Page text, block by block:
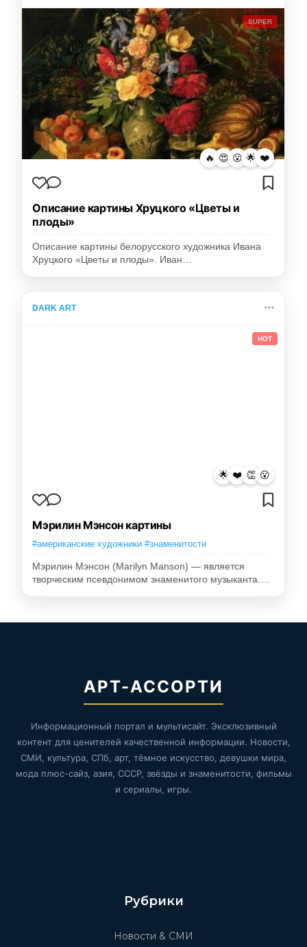
SUPER
🔥 😍 😮 🌟 ❤️
Описание картины Хруцкого «Цветы и
плоды»
Описание картины белорусского художника Ивана
Хруцкого «Цветы и плоды». Иван…
DARK ART
HOT
🌟 ❤️ 👏 😮
Мэрилин Мэнсон картины
#американские художники #знаменитости
Мэрилин Мэнсон (Marilyn Manson) — является
творческим псевдонимом знаменитого музыканта.…
АРТ-АССОРТИ
Информационный портал и мультисайт. Эксклюзивный
контент для ценителей качественной информации. Новости,
СМИ, культура, СПб, арт, тёмное искусство, девушки мира,
мода плюс-сайз, азия, СССР, звёзды и знаменитости, фильмы
и сериалы, игры.
Рубрики
Новости & СМИ